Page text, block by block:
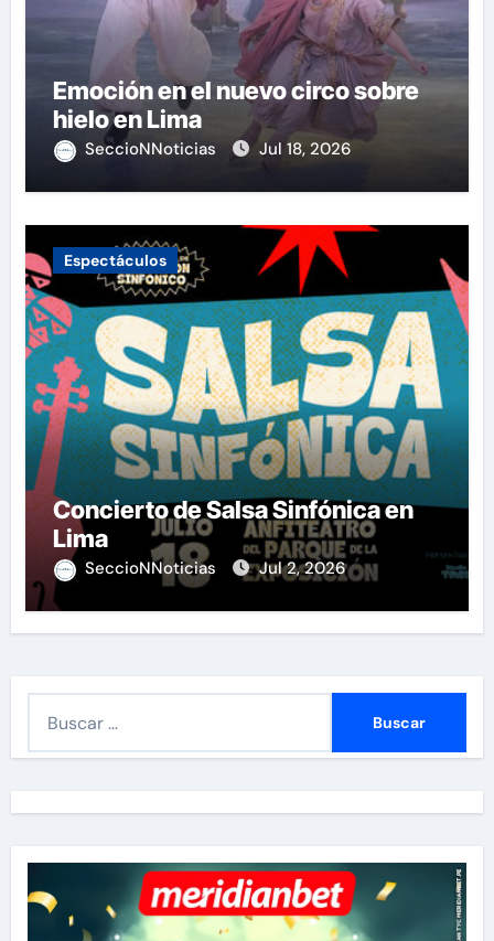
Emoción en el nuevo circo sobre
hielo en Lima
SeccioNNoticias Jul 18, 2026
Espectáculos
Concierto de Salsa Sinfónica en
Lima
SeccioNNoticias Jul 2, 2026
r
: